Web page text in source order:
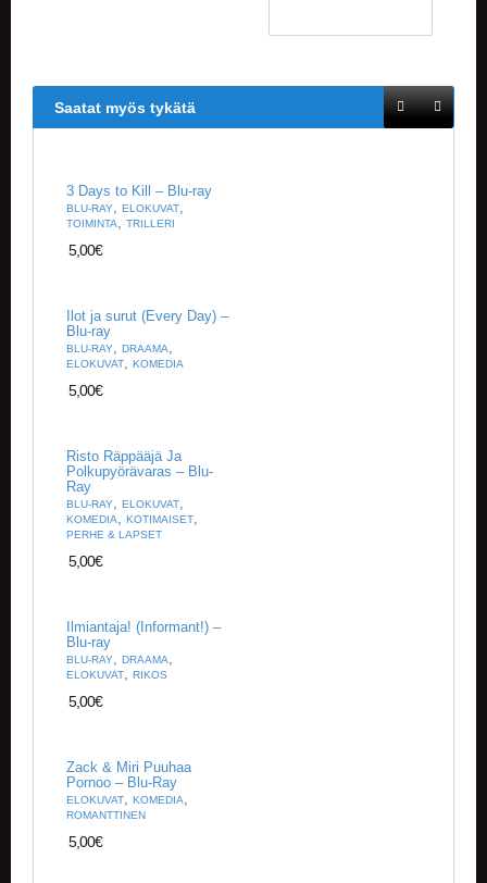
Saatat myös tykätä
3 Days to Kill – Blu-ray
BLU-RAY, ELOKUVAT,
TOIMINTA, TRILLERI
5,00€
Ilot ja surut (Every Day) –
Blu-ray
BLU-RAY, DRAAMA,
ELOKUVAT, KOMEDIA
5,00€
Risto Räppääjä Ja
Polkupyörävaras – Blu-
Ray
BLU-RAY, ELOKUVAT,
KOMEDIA, KOTIMAISET,
PERHE & LAPSET
5,00€
Ilmiantaja! (Informant!) –
Blu-ray
BLU-RAY, DRAAMA,
ELOKUVAT, RIKOS
5,00€
Zack & Miri Puuhaa
Pornoo – Blu-Ray
ELOKUVAT, KOMEDIA,
ROMANTTINEN
5,00€